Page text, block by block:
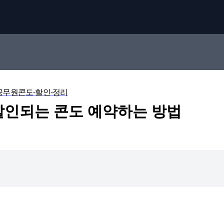
무원콘도-할인-정리
되는 콘도 예약하는 방법